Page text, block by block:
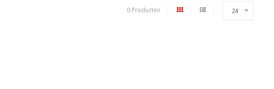
0 Producten 24